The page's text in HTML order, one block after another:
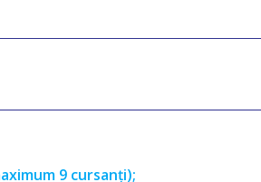
9 cursanți);